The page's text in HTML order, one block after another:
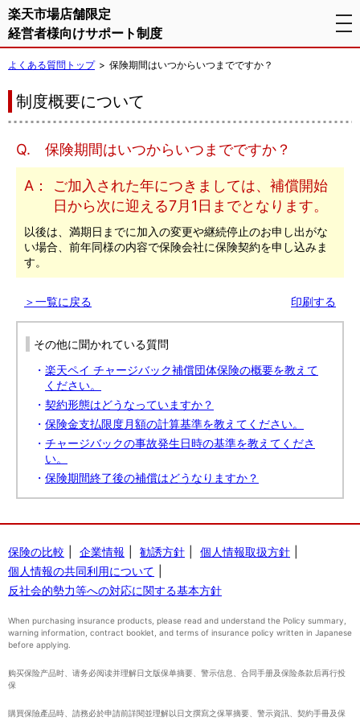
楽天市場店舗限定
経営者様向けサポート制度
よくある質問トップ 保険期間はいつからいつまでですか？
制度概要について
Q. 保険期間はいつからいつまでですか？
A：
ご加入された年につきましては、補償開始
日から次に迎える7月1日までとなります。
以後は、満期日までに加入の変更や継続停止のお申し出がな
い場合、前年同様の内容で保険会社に保険契約を申し込みま
す。
＞一覧に戻る 印刷する
その他に聞かれている質問
楽天ペイ チャージバック補償団体保険の概要を教えて
ください。
契約形態はどうなっていますか？
保険金支払限度月額の計算基準を教えてください。
チャージバックの事故発生日時の基準を教えてくださ
い。
保険期間終了後の補償はどうなりますか？
保険の比較 企業情報 勧誘方針
個人情報取扱方針
個人情報の共同利用について
反社会的勢力等への対応に関する基本方針
When purchasing insurance products, please read and understand the Policy summary,
warning information, contract booklet, and terms of insurance policy written in Japanese
before applying.
购买保险产品时、请务必阅读并理解日文版保单摘要、警示信息、合同手册及保险条款后再行投
保
購買保險產品時、請務必於申請前詳閱並理解以日文撰寫之保單摘要、警示資訊、契約手冊及保